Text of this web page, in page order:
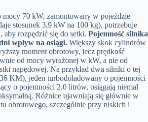
mocy 70 kW, zamontowany w pojeździe
stosunek 3,9 kW na 100 kg), potrzebuje
aby rozpędzić się do setki. Pojemność silnika
wpływ na osiągi. Większy skok cylindrów
moment obrotowy, lecz prędkość
od mocy wyrażonej w kW, a nie od
napędowej. Na przykład dwa silniki o tej
KM), jeden turbodoładowany o pojemności
o pojemności 2,0 litrów, osiągają niemal
Różnice ujawniają się głównie w
obrotowego, szczególnie przy niskich i